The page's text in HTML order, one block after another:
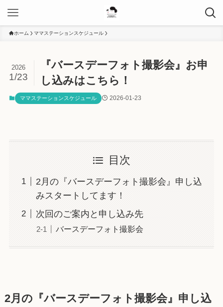
ホーム ママステーションスケジュール
『バースデーフォト撮影会』お申
し込みはこちら！
2026
1/23
ママステーションスケジュール 2026-01-23
目次
2月の『バースデーフォト撮影会』申し込
みスタートしてます！
次回のご案内と申し込み先
バースデーフォト撮影会
2月の『バースデーフォト撮影会』申し込